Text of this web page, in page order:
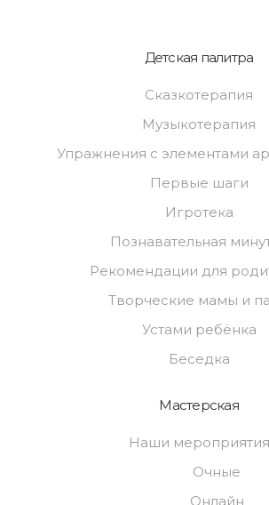
Детская палитра
Сказкотерапия
Музыкотерапия
Упражнения с элементами
Первые шаги
Игротека
Познавательная
Рекомендации для
Творческие мамы и
Устами ребёнка
Беседка
Мастерская
Наши мероприятия
Очные
Онлайн